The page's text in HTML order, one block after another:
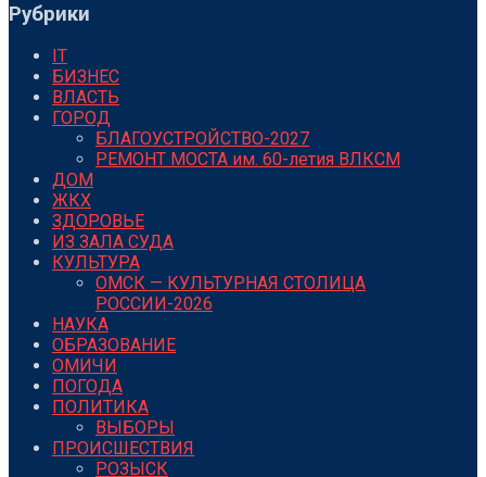
Рубрики
IT
БИЗНЕС
ВЛАСТЬ
ГОРОД
БЛАГОУСТРОЙСТВО-2027
РЕМОНТ МОСТА им. 60-летия ВЛКСМ
ДОМ
ЖКХ
ЗДОРОВЬЕ
ИЗ ЗАЛА СУДА
КУЛЬТУРА
ОМСК — КУЛЬТУРНАЯ СТОЛИЦА
РОССИИ-2026
НАУКА
ОБРАЗОВАНИЕ
ОМИЧИ
ПОГОДА
ПОЛИТИКА
ВЫБОРЫ
ПРОИСШЕСТВИЯ
РОЗЫСК